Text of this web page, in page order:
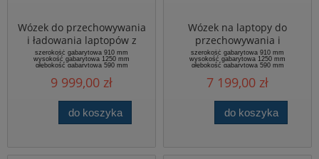
Wózek do przechowywania
i ładowania laptopów z
pojedynczymi skrytkami
szerokość gabarytowa 910 mm
wysokość gabarytowa 1250 mm
głębokość gabarytowa 590 mm
masa 99,9 kg
9 999,00 zł
do koszyka
Wózek na laptopy do
przechowywania i
ładowania szafka
szerokość gabarytowa 910 mm
wysokość gabarytowa 1250 mm
głębokość gabarytowa 590 mm
masa 98,4 kg
7 199,00 zł
do koszyka